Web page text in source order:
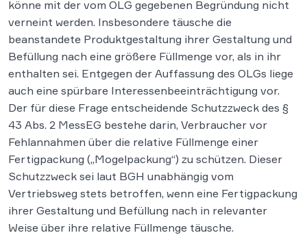
könne mit der vom OLG gegebenen Begründung nicht
verneint werden. Insbesondere täusche die
beanstandete Produktgestaltung ihrer Gestaltung und
Befüllung nach eine größere Füllmenge vor, als in ihr
enthalten sei. Entgegen der Auffassung des OLGs liege
auch eine spürbare Interessenbeeinträchtigung vor.
Der für diese Frage entscheidende Schutzzweck des §
43 Abs. 2 MessEG bestehe darin, Verbraucher vor
Fehlannahmen über die relative Füllmenge einer
Fertigpackung („Mogelpackung“) zu schützen. Dieser
Schutzzweck sei laut BGH unabhängig vom
Vertriebsweg stets betroffen, wenn eine Fertigpackung
ihrer Gestaltung und Befüllung nach in relevanter
Weise über ihre relative Füllmenge täusche.